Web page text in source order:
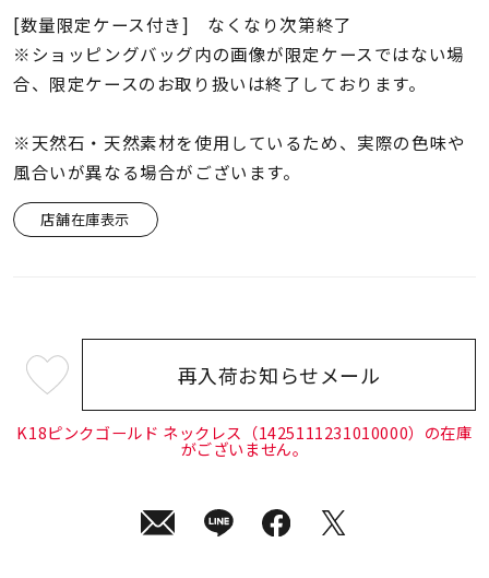
メンズ
リングサイズ
～
価格 ¥0
[数量限定ケース付き] なくなり次第終了
※ショッピングバッグ内の画像が限定ケースではない場
合、限定ケースのお取り扱いは終了しております。
※天然石・天然素材を使用しているため、実際の色味や
風合いが異なる場合がございます。
店舗在庫表示
¥85,800 (tax
in)
再入荷お知らせメール
K18ピンクゴールド ネックレス（1425111231010000）の在庫
がございません。